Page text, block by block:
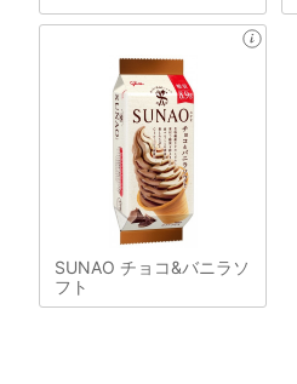
SUNAO チョコ&バニラソ
フト